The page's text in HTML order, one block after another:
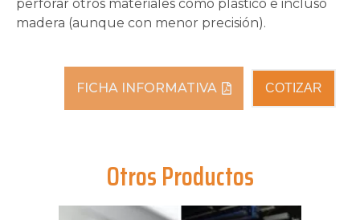
perforar otros materiales como plástico e incluso
madera (aunque con menor precisión).
FICHA INFORMATIVA COTIZAR
Otros Productos